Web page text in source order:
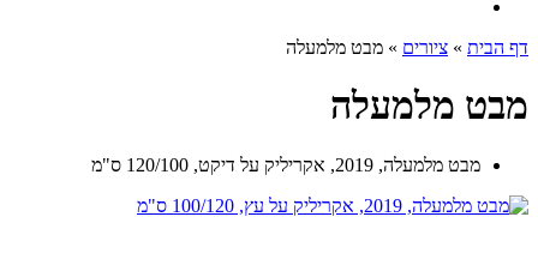
דף הבית » ציורים » מבט מלמעלה
מבט מלמעלה
מבט מלמעלה, 2019, אקריליק על דיקט, 120/100 ס"מ